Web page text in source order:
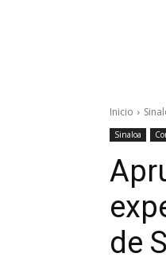
Inicio
Sinaloa
de